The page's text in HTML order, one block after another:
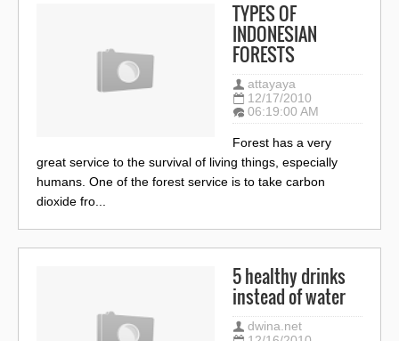
TYPES OF
INDONESIAN
FORESTS
attayaya
12/17/2010
06:19:00 AM
Forest has a very
great service to the survival of living things, especially
humans. One of the forest service is to take carbon
dioxide fro...
5 healthy drinks
instead of water
dwina.net